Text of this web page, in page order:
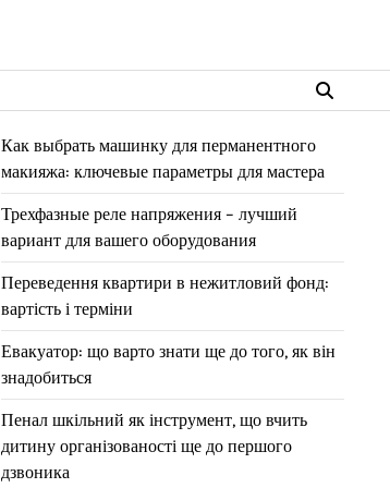
Как выбрать машинку для перманентного
макияжа: ключевые параметры для мастера
Трехфазные реле напряжения – лучший
вариант для вашего оборудования
Переведення квартири в нежитловий фонд:
вартість і терміни
Евакуатор: що варто знати ще до того, як він
знадобиться
Пенал шкільний як інструмент, що вчить
дитину організованості ще до першого
дзвоника